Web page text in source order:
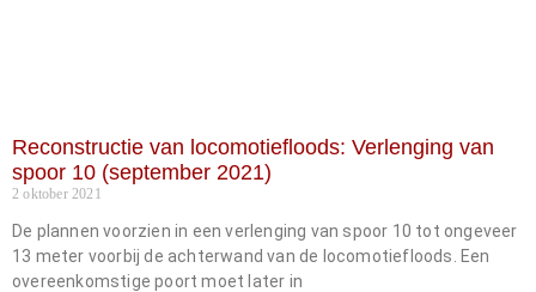
Reconstructie van locomotiefloods: Verlenging van
spoor 10 (september 2021)
2 oktober 2021
De plannen voorzien in een verlenging van spoor 10 tot ongeveer
13 meter voorbij de achterwand van de locomotiefloods. Een
overeenkomstige poort moet later in